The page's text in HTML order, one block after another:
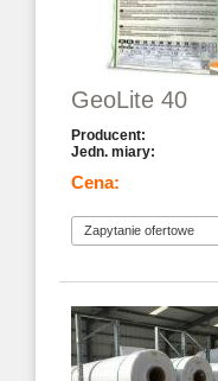
GeoLite 40